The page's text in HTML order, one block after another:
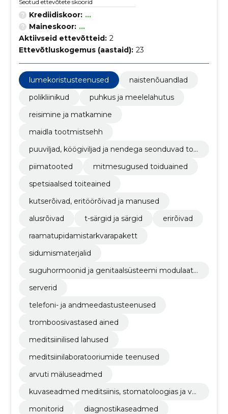
Seotud ettevõtete skoorid
Krediidiskoor: ...
Maineskoor: ...
Aktiivseid ettevõtteid: 2
Ettevõtluskogemus (aastaid): 23
lumekoristusteenused
naistenõuandlad
polikliinikud
puhkus ja meelelahutus
reisimine ja matkamine
maidla tootmistsehh
puuviljad, köögiviljad ja nendega seonduvad too
piimatooted
mitmesugused toiduained
spetsiaalsed toiteained
kutserõivad, eritöörõivad ja manused
alusrõivad
t-särgid ja särgid
erirõivad
raamatupidamistarkvarapakett
sidumismaterjalid
suguhormoonid ja genitaalsüsteemi modulaato
serverid
telefoni- ja andmeedastusteenused
tromboosivastased ained
meditsiinilised lahused
meditsiinilaboratooriumide teenused
arvuti mäluseadmed
kuvaseadmed meditsiinis, stomatoloogias ja ve
monitorid
diagnostikaseadmed